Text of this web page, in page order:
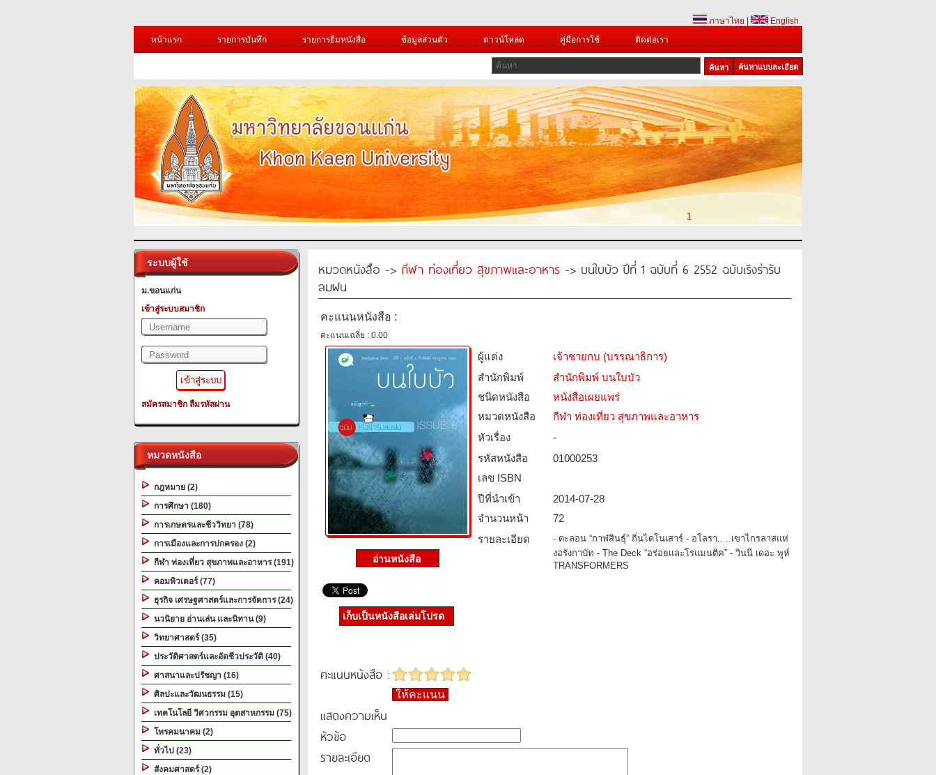
ภาษาไทย
English
หน้าแรก
รายการบันทึก รายการยืมหนังสือ ข้อมูลส่วนตัว ดาวน์โหลด คู่มือการใช้ ติดต่อเรา
ค้นหาแบบละเอียด
1
ระบบผู้ใช้
ม.ขอนแก่น
เข้าสู่ระบบสมาชิก
สมัครสมาชิก ลืมรหัสผ่าน
หมวดหนังสือ
กฎหมาย (2)
การศึกษา (180)
การเกษตรและชีววิทยา (78)
การเมืองและการปกครอง (2)
กีฬา ท่องเที่ยว สุขภาพและอาหาร (191)
คอมพิวเตอร์ (77)
ธุรกิจ เศรษฐศาสตร์และการจัดการ (24)
นวนิยาย อ่านเล่น และนิทาน (9)
วิทยาศาสตร์ (35)
ประวัติศาสตร์และอัตชีวประวัติ (40)
ศาสนาและปรัชญา (16)
ศิลปะและวัฒนธรรม (15)
เทคโนโลยี วิศวกรรม อุตสาหกรรม (75)
โทรคมนาคม (2)
ทั่วไป (23)
สังคมศาสตร์ (2)
หมวดหนังสือ -> กีฬา ท่องเที่ยว สุขภาพและอาหาร -> บนใบบัว ปีที่ 1 ฉบับที่ 6 2552 ฉบับเริงร่ารับ
ลมฝน
คะแนนหนังสือ :
คะแนนเฉลี่ย : 0.00
ผู้แต่ง
เจ้าชายกบ (บรรณาธิการ)
สำนักพิมพ์
สำนักพิมพ์ บนใบบัว
ชนิดหนังสือ­
หนังสือเผยแพร่
หมวดหนังสือ­
กีฬา ท่องเที่ยว สุขภาพและอาหาร
หัวเรื่อง
-
รหัสหนังสือ­
01000253
เลข ISBN
ปีที่นำเข้า
2014-07-28
จำนวนหน้า
72
รายละเอียด
- ตะลอน “กาฬสินธุ์” ถิ่นไดโนเสาร์ - อโลรา.. ..เขาไกรลาสแห่
งอรังกาบัท - The Deck “อร่อยและโรแมนติค” - วินนี เดอะ พูห์
TRANSFORMERS
เก็บเป็นหนังสือเล่มโปรด
คะแนนหนังสือ :
ให้คะแนน
แสดงความเห็น
หัวข้อ
รายละเอียด